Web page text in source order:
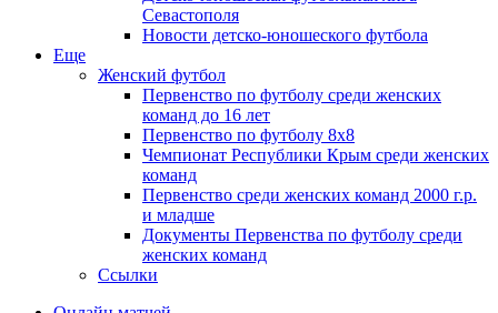
Севастополя
Новости детско-юношеского футбола
Еще
Женский футбол
Первенство по футболу среди женских
команд до 16 лет
Первенство по футболу 8х8
Чемпионат Республики Крым среди женских
команд
Первенство среди женских команд 2000 г.р.
и младше
Документы Первенства по футболу среди
женских команд
Ссылки